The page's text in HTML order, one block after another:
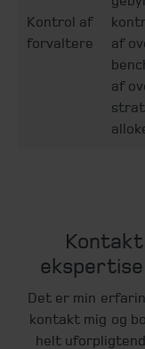
Kontrol af
forvaltere
af
af
Det er min
kontakt mig og
helt